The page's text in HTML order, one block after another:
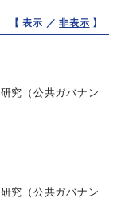
【 表示 ／非表示 】
究（公共ガバナン
究（公共ガバナン